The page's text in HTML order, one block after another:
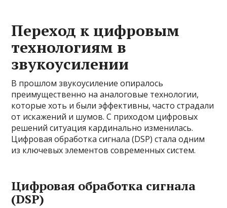
Переход к цифровым
технологиям в
звукоусилении
В прошлом звукоусиление опиралось
преимущественно на аналоговые технологии,
которые хоть и были эффективны, часто страдали
от искажений и шумов. С приходом цифровых
решений ситуация кардинально изменилась.
Цифровая обработка сигнала (DSP) стала одним
из ключевых элементов современных систем.
Цифровая обработка сигнала
(DSP)